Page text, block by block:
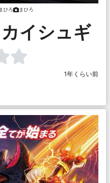
まひろ まひろ
イシュギ
1年くらい前